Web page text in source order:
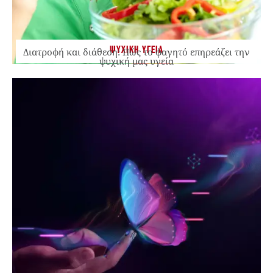
ΨΥΧΙΚΗ ΥΓΕΙΑ
Διατροφή και διάθεση: Πώς το φαγητό επηρεάζει την
ψυχική μας υγεία